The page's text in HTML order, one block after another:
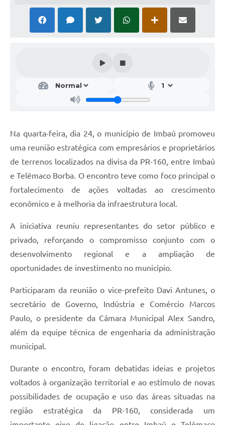
Na quarta-feira, dia 24, o município de Imbaú promoveu
uma reunião estratégica com empresários e proprietários
de terrenos localizados na divisa da PR-160, entre Imbaú
e Telêmaco Borba. O encontro teve como foco principal o
fortalecimento de ações voltadas ao crescimento
econômico e à melhoria da infraestrutura local.
A iniciativa reuniu representantes do setor público e
privado, reforçando o compromisso conjunto com o
desenvolvimento regional e a ampliação de
oportunidades de investimento no município.
Participaram da reunião o vice-prefeito Davi Antunes, o
secretário de Governo, Indústria e Comércio Marcos
Paulo, o presidente da Câmara Municipal Alex Sandro,
além da equipe técnica de engenharia da administração
municipal.
Durante o encontro, foram debatidas ideias e projetos
voltados à organização territorial e ao estímulo de novas
possibilidades de ocupação e uso das áreas situadas na
região estratégica da PR-160, considerada um